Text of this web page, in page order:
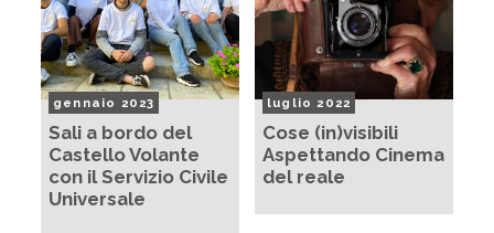
gennaio 2023
Sali a bordo del
Castello Volante
con il Servizio Civile
Universale
luglio 2022
Cose (in)visibili
Aspettando Cinema
del reale